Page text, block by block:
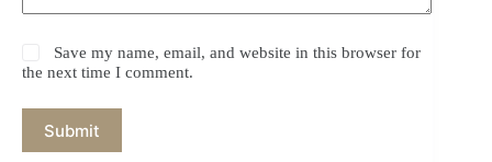
Save my name, email, and website in this browser for
the next time I comment.
Submit